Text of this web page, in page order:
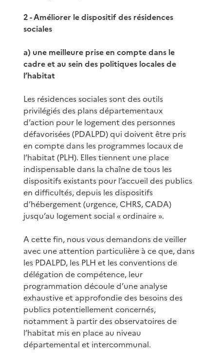
2 - Améliorer le dispositif des résidences
sociales
a) une meilleure prise en compte dans le
cadre et au sein des politiques locales de
l’habitat
Les résidences sociales sont des outils
privilégiés des plans départementaux
d’action pour le logement des personnes
défavorisées (PDALPD) qui doivent être pris
en compte dans les programmes locaux de
l’habitat (PLH). Elles tiennent une place
indispensable dans la chaîne de tous les
dispositifs existants pour l’accueil des publics
en difficultés, depuis les dispositifs
d’hébergement (urgence, CHRS, CADA)
jusqu’au logement social « ordinaire ».
A cette fin, nous vous demandons de veiller
avec une attention particulière à ce que, dans
les PDALPD, les PLH et les conventions de
délégation de compétence, leur
programmation découle d’une analyse
exhaustive et approfondie des besoins des
publics potentiellement concernés,
notamment à partir des observatoires de
l’habitat mis en place au niveau
départemental et intercommunal.